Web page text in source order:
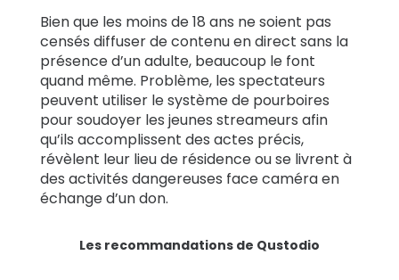
Bien que les moins de 18 ans ne soient pas
censés diffuser de contenu en direct sans la
présence d’un adulte, beaucoup le font
quand même. Problème, les spectateurs
peuvent utiliser le système de pourboires
pour soudoyer les jeunes streameurs afin
qu’ils accomplissent des actes précis,
révèlent leur lieu de résidence ou se livrent à
des activités dangereuses face caméra en
échange d’un don.
Les recommandations de Qustodio